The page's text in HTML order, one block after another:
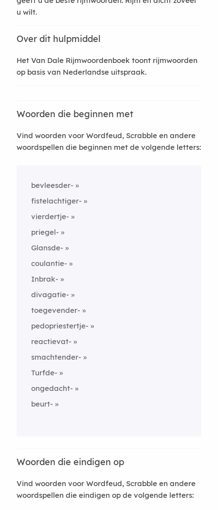
u wilt.
Over dit hulpmiddel
Het Van Dale Rijmwoordenboek toont rijmwoorden
op basis van Nederlandse uitspraak.
Woorden die beginnen met
Vind woorden voor Wordfeud, Scrabble en andere
woordspellen die beginnen met de volgende letters:
bevleesder-
fistelachtiger-
vierdertje-
priegel-
Glansde-
coulantie-
Inbrak-
divagatie-
toegevender-
pedopriestertje-
reactievat-
smachtender-
Turfde-
ongedacht-
beurt-
Woorden die eindigen op
Vind woorden voor Wordfeud, Scrabble en andere
woordspellen die eindigen op de volgende letters: